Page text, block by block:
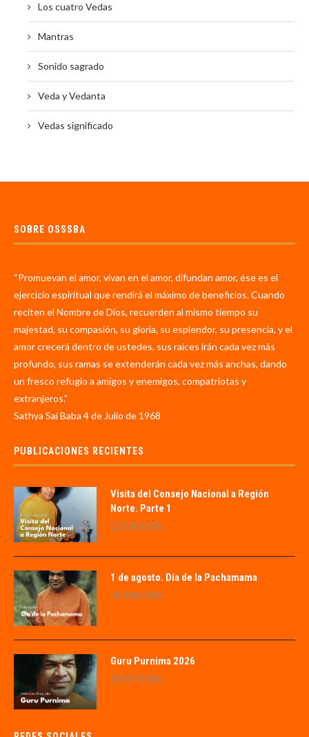
Los cuatro Vedas
Mantras
Sonido sagrado
Veda y Vedanta
Vedas significado
SOBRE OSSSBA
“Promuevan el amor, vivan en el amor, difundan amor, ése es el
ejercicio espiritual que rendirá el máximo de beneficios. Cuando
reciten el Nombre de Dios, recuerden al mismo tiempo su
majestad, su compasión, su gloria, su esplendor, su presencia, y el
amor crecerá dentro de ustedes, sus raíces irán cada vez más
profundo, sus ramas se extenderán cada vez más anchas, dando
un fresco refugio a amigos y enemigos, compatriotas y
extranjeros.”
Sathya Sai Baba 4 de Julio de 1968
PUBLICACIONES RECIENTES
Visita del Consejo Nacional a Región
Norte. Parte 1
02/08/2026
1 de agosto. Día de la Pachamama
01/08/2026
Guru Purnima 2026
29/07/2026